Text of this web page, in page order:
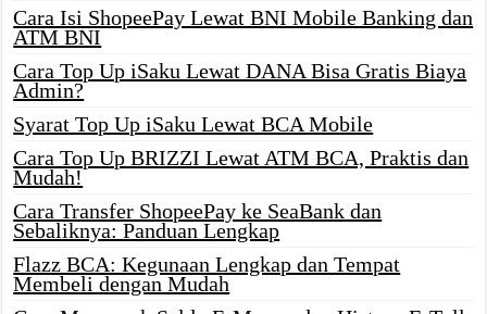
Cara Isi ShopeePay Lewat BNI Mobile Banking dan
ATM BNI
Cara Top Up iSaku Lewat DANA Bisa Gratis Biaya
Admin?
Syarat Top Up iSaku Lewat BCA Mobile
Cara Top Up BRIZZI Lewat ATM BCA, Praktis dan
Mudah!
Cara Transfer ShopeePay ke SeaBank dan
Sebaliknya: Panduan Lengkap
Flazz BCA: Kegunaan Lengkap dan Tempat
Membeli dengan Mudah